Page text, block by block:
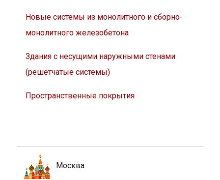
Новые системы из монолитного и сборно-
монолитного железобетона
Здания с несущими наружными стенами
(решетчатые системы)
Пространственные покрытия
Москва